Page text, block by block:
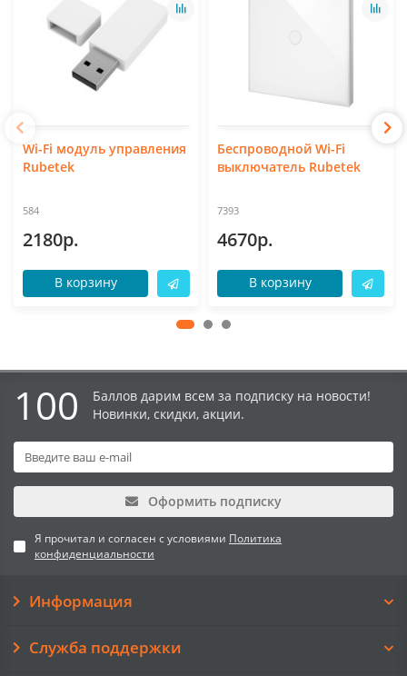
Wi-Fi модуль управления
Rubetek
584
2180р.
В корзину
Беспроводной Wi-Fi
выключатель Rubetek
7393
4670р.
В корзину
100
Баллов дарим всем за подписку на новости!
Новинки, скидки, акции.
Оформить подписку
Я прочитал и согласен с условиями Политика
конфиденциальности
Информация
Служба поддержки